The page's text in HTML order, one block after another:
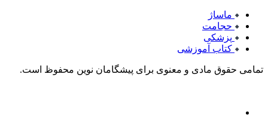
ماساژ
حجامت
پزشکی
کتاب آموزشی
تمامی حقوق مادی و معنوی برای پیشگامان نوین محفوظ است.